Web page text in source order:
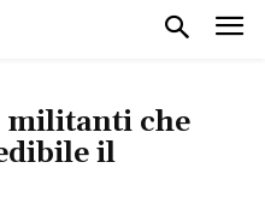
militanti che
il